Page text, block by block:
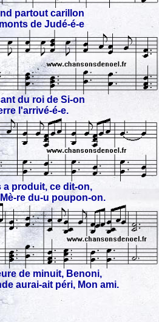
partout carillon
de Judé-é-e
du roi de Si-on
l'arrivé-é-e.
a produit, ce dit-on,
re du-u poupon-on.
de minuit, Benoni,
aurai-ait péri, Mon ami.